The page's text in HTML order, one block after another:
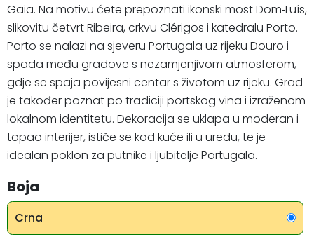
Gaia. Na motivu ćete prepoznati ikonski most Dom‑Luís,
slikovitu četvrt Ribeira, crkvu Clérigos i katedralu Porto.
Porto se nalazi na sjeveru Portugala uz rijeku Douro i
spada među gradove s nezamjenjivom atmosferom,
gdje se spaja povijesni centar s životom uz rijeku. Grad
je također poznat po tradiciji portskog vina i izraženom
lokalnom identitetu. Dekoracija se uklapa u moderan i
topao interijer, ističe se kod kuće ili u uredu, te je
idealan poklon za putnike i ljubitelje Portugala.
Boja
Crna